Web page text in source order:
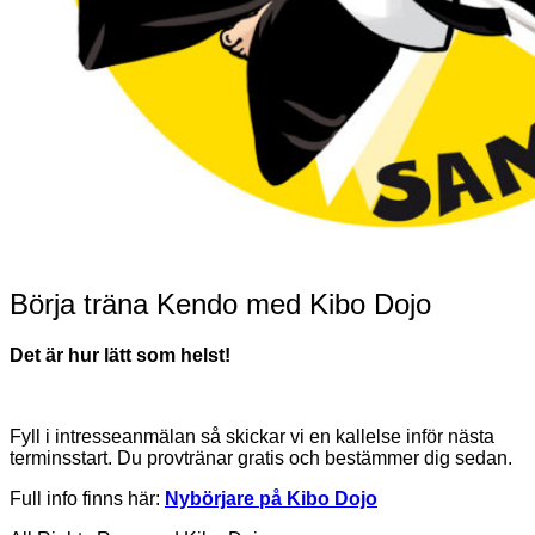
Börja träna Kendo med Kibo Dojo
Det är hur lätt som helst!
Fyll i intresseanmälan så skickar vi en kallelse inför nästa
terminsstart. Du provtränar gratis och bestämmer dig sedan.
Full info finns här: Nybörjare på Kibo Dojo